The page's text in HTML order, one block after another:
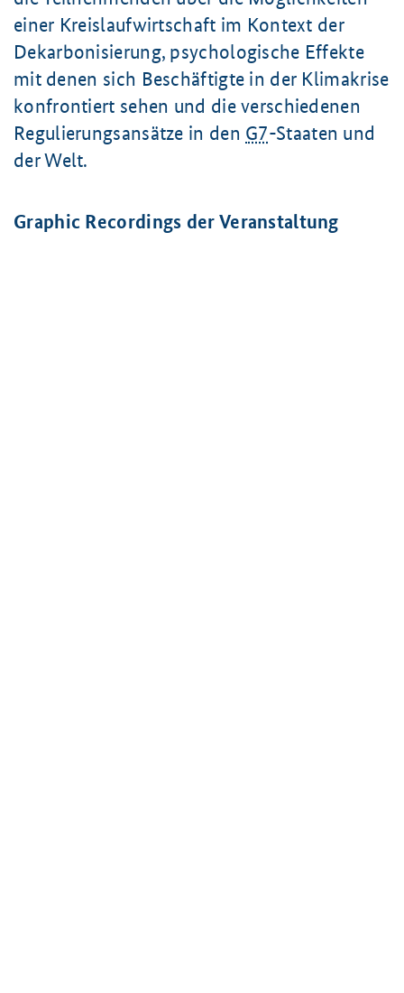
einer Kreislaufwirtschaft im Kontext der
Dekarbonisierung, psychologische Effekte
mit denen sich Beschäftigte in der Klimakrise
konfrontiert sehen und die verschiedenen
Regulierungsansätze in den G7-Staaten und
der Welt.
Graphic Recordings der Veranstaltung